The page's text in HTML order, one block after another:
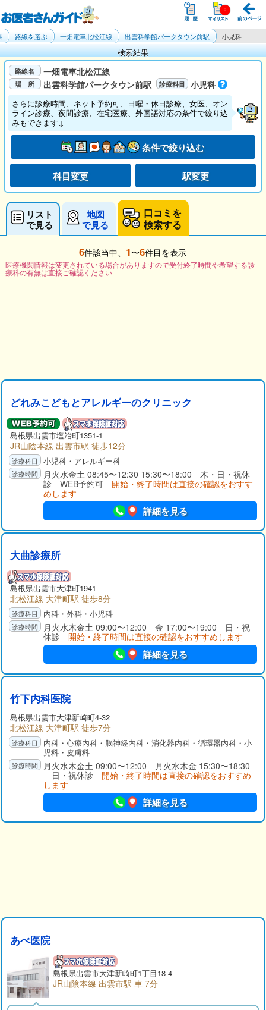
路線を選ぶ 一畑電車北松江線 出雲科学館パークタウン前駅 小児科
検索結果
一畑電車北松江線
出雲科学館パークタウン前駅
小児科
さらに診療時間、ネット予約可、日曜・休日診療、女医、オン
ライン診療、夜間診療、在宅医療、外国語対応の条件で絞り込
みもできます↓
条件で絞り込む
科目変更 駅変更
リスト
で見る
地図
で見る
口コミを
検索する
6件該当中、 1〜6件目を表示
医療機関情報は変更されている場合がありますので受付終了時間や希望する診
療科の有無は直接ご確認ください
どれみこどもとアレルギーのクリニック
島根県出雲市塩冶町1351-1
JR山陰本線 出雲市駅 徒歩12分
小児科・アレルギー科
月火水金土 08:45〜12:30 15:30〜18:00 木・日・祝休
診 WEB予約可 開始・終了時間は直接の確認をおすす
めします
詳細を見る
大曲診療所
島根県出雲市大津町1941
北松江線 大津町駅 徒歩8分
内科・外科・小児科
月火水木金土 09:00〜12:00 金 17:00〜19:00 日・祝
休診 開始・終了時間は直接の確認をおすすめします
詳細を見る
竹下内科医院
島根県出雲市大津新崎町4-32
北松江線 大津町駅 徒歩7分
内科・心療内科・脳神経内科・消化器内科・循環器内科・小
児科・皮膚科
月火水木金土 09:00〜12:00 月火水木金 15:30〜18:30
日・祝休診 開始・終了時間は直接の確認をおすすめ
します
詳細を見る
あべ医院
島根県出雲市大津新崎町1丁目18-4
JR山陰本線 出雲市駅 車 7分